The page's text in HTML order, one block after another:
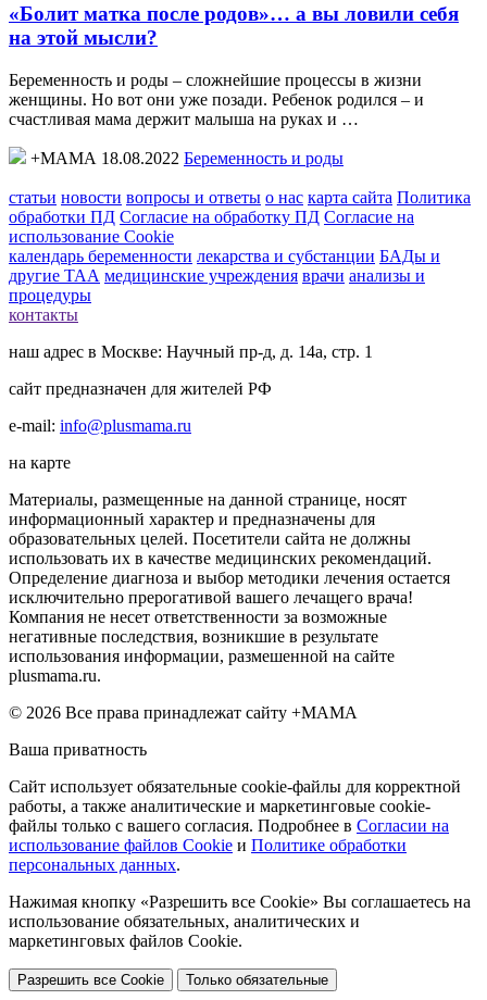
«Болит матка после родов»… а вы ловили себя
на этой мысли?
Беременность и роды – сложнейшие процессы в жизни
женщины. Но вот они уже позади. Ребенок родился – и
счастливая мама держит малыша на руках и …
+МАМА 18.08.2022 Беременность и роды
статьи новости вопросы и ответы о нас карта сайта Политика
обработки ПД Согласие на обработку ПД Согласие на
использование Cookie
календарь беременности лекарства и субстанции БАДы и
другие ТАА медицинские учреждения врачи анализы и
процедуры
контакты
наш адрес в Москве: Научный пр-д, д. 14а, стр. 1
сайт предназначен для жителей РФ
e-mail: info@plusmama.ru
на карте
Материалы, размещенные на данной странице, носят
информационный характер и предназначены для
образовательных целей. Посетители сайта не должны
использовать их в качестве медицинских рекомендаций.
Определение диагноза и выбор методики лечения остается
исключительно прерогативой вашего лечащего врача!
Компания не несет ответственности за возможные
негативные последствия, возникшие в результате
использования информации, размешенной на сайте
plusmama.ru.
© 2026 Все права принадлежат сайту +МАМА
Ваша приватность
Сайт использует обязательные cookie-файлы для корректной
работы, а также аналитические и маркетинговые cookie-
файлы только с вашего согласия. Подробнее в Согласии на
использование файлов Cookie и Политике обработки
персональных данных.
Нажимая кнопку «Разрешить все Cookie» Вы соглашаетесь на
использование обязательных, аналитических и
маркетинговых файлов Cookie.
Разрешить все Cookie Только обязательные